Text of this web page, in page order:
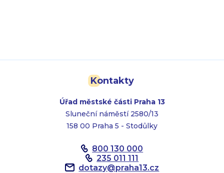
Kontakty
Úřad městské části Praha 13
Sluneční náměstí 2580/13
158 00 Praha 5 - Stodůlky
800 130 000
235 011 111
dotazy@praha13.cz